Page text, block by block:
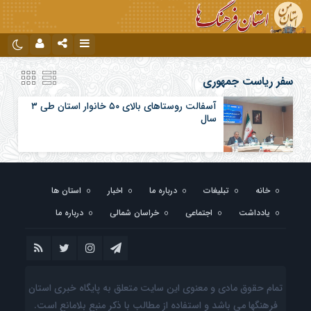
تلگرام نام کاربری یا نشانی ایمیل
رمز عبور
سفر ریاست جمهوری
آسفالت روستاهای بالای ۵۰ خانوار استان طی ۳
سال
خانه تبلیغات درباره ما اخبار
استان ها
یادداشت
اجتماعی خراسان شمالی درباره ما
تمام حقوق مادی و معنوی این سایت متعلق به پایگاه خبری استان
فرهنگها می باشد و استفاده از مطالب با ذکر منبع بلامانع است.